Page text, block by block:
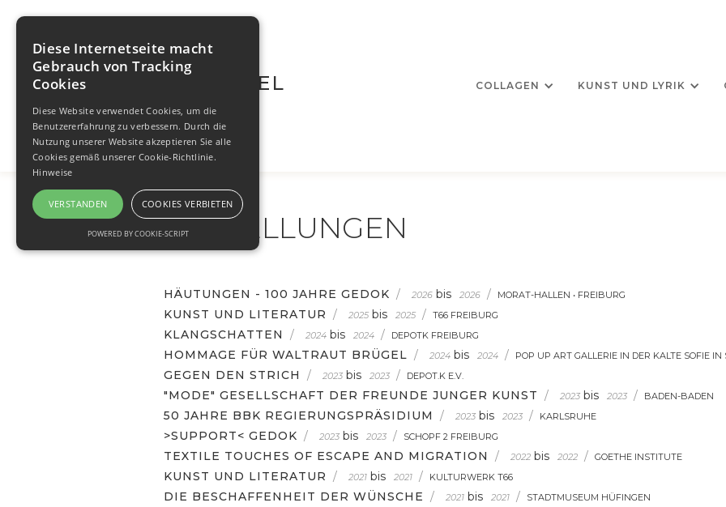
WALTRAUT BRÜGEL COLLAGEN KUNST UND LYRIK
AUSTELLUNGEN
HÄUTUNGEN - 100 JAHRE GEDOK / 2026 bis 2026 / MORAT-HALLEN • FREIBURG
KUNST UND LITERATUR / 2025 bis 2025 / T66 FREIBURG
KLANGSCHATTEN / 2024 bis 2024 / DEPOTK FREIBURG
HOMMAGE FÜR WALTRAUT BRÜGEL / 2024 bis 2024 / POP UP ART GALLERIE IN DER KALTE SOFIE IN
GEGEN DEN STRICH / 2023 bis 2023 / DEPOT.K E.V.
"MODE" GESELLSCHAFT DER FREUNDE JUNGER KUNST / 2023 bis 2023 / BADEN-BADEN
50 JAHRE BBK REGIERUNGSPRÄSIDIUM / 2023 bis 2023 / KARLSRUHE
>SUPPORT< GEDOK / 2023 bis 2023 / SCHOPF 2 FREIBURG
TEXTILE TOUCHES OF ESCAPE AND MIGRATION / 2022 bis 2022 / GOETHE INSTITUTE
KUNST UND LITERATUR / 2021 bis 2021 / KULTURWERK T66
DIE BESCHAFFENHEIT DER WÜNSCHE / 2021 bis 2021 / STADTMUSEUM HÜFINGEN
Diese Internetseite macht
Gebrauch von Tracking
Cookies
Diese Website verwendet Cookies, um die
Benutzererfahrung zu verbessern. Durch die
Nutzung unserer Website akzeptieren Sie alle
Cookies gemäß unserer Cookie-Richtlinie.
Hinweise
VERSTANDEN COOKIES VERBIETEN
POWERED BY COOKIE-SCRIPT